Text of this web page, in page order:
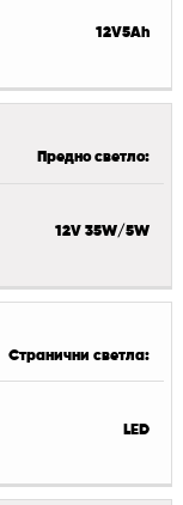
12V5Ah
Предно светло:
12V 35W/5W
Странични светла:
LED